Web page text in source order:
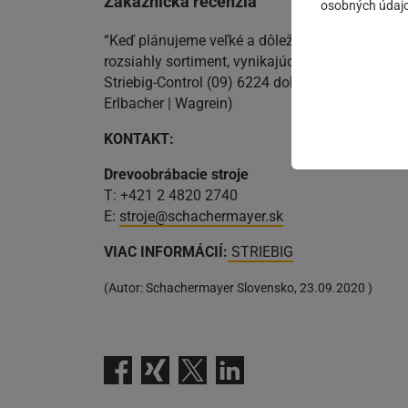
osobných
“Keď plánujeme veľké a dôležité investície sa
rozsiahly sortiment, vynikajúce služby,
Striebig-Control (09) 6224 dokážeme
Erlbacher | Wagrein)
KONTAKT:
Drevoobrábacie stroje
T: +421 2 4820 2740
E: stroje@schachermayer.sk
VIAC INFORMÁCIÍ: STRIEBIG
(Autor:Schachermayer Slovensko, 23.09.2020 )